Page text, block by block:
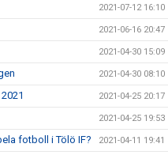
2021-07-12 16:10
2021-06-16 20:47
2021-04-30 15:09
2021-04-30 08:10
2021-04-25 20:17
2021-04-25 19:53
fotboll i Tölö IF? 2021-04-11 19:41